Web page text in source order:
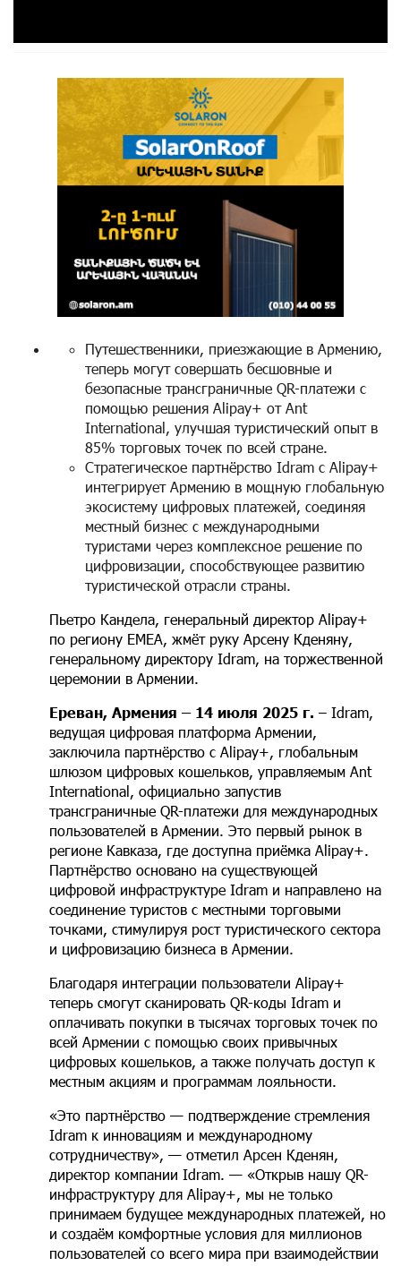
Путешественники, приезжающие в Армению,
теперь могут совершать бесшовные и
безопасные трансграничные QR-платежи с
помощью решения Alipay+ от Ant
International, улучшая туристический опыт в
85% торговых точек по всей стране.
Стратегическое партнёрство Idram с Alipay+
интегрирует Армению в мощную глобальную
экосистему цифровых платежей, соединяя
местный бизнес с международными
туристами через комплексное решение по
цифровизации, способствующее развитию
туристической отрасли страны.
Пьетро Кандела, генеральный директор Alipay+
по региону EMEA, жмёт руку Арсену Кденяну,
генеральному директору Idram, на торжественной
церемонии в Армении.
Ереван, Армения – 14 июля 2025 г. – Idram,
ведущая цифровая платформа Армении,
заключила партнёрство с Alipay+, глобальным
шлюзом цифровых кошельков, управляемым Ant
International, официально запустив
трансграничные QR-платежи для международных
пользователей в Армении. Это первый рынок в
регионе Кавказа, где доступна приёмка Alipay+.
Партнёрство основано на существующей
цифровой инфраструктуре Idram и направлено на
соединение туристов с местными торговыми
точками, стимулируя рост туристического сектора
и цифровизацию бизнеса в Армении.
Благодаря интеграции пользователи Alipay+
теперь смогут сканировать QR-коды Idram и
оплачивать покупки в тысячах торговых точек по
всей Армении с помощью своих привычных
цифровых кошельков, а также получать доступ к
местным акциям и программам лояльности.
«Это партнёрство — подтверждение стремления
Idram к инновациям и международному
сотрудничеству», — отметил Арсен Кденян,
директор компании Idram. — «Открыв нашу QR-
инфраструктуру для Alipay+, мы не только
принимаем будущее международных платежей, но
и создаём комфортные условия для миллионов
пользователей со всего мира при взаимодействии